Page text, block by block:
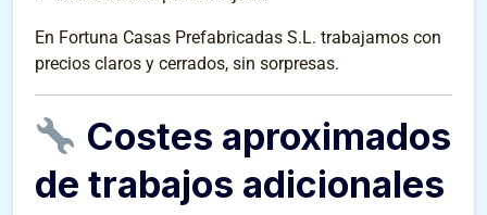
En Fortuna Casas Prefabricadas S.L. trabajamos con
precios claros y cerrados, sin sorpresas.
Costes aproximados
de trabajos adicionales